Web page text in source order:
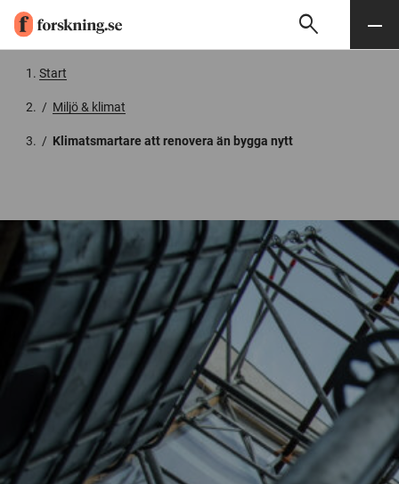
Söksearch Meny
Start
/ Miljö & klimat
/ Klimatsmartare att renovera än bygga nytt